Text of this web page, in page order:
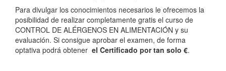
Para divulgar los conocimientos necesarios le ofrecemos la
posibilidad de realizar completamente gratis el curso de
CONTROL DE ALÉRGENOS EN ALIMENTACIÓN y su
evaluación. Si consigue aprobar el examen, de forma
optativa podrá obtener el Certificado por tan solo €.